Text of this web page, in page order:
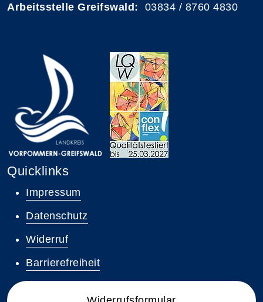
Arbeitsstelle Greifswald: 03834 / 8760 4830
Quicklinks
Impressum
Datenschutz
Widerruf
Barrierefreiheit